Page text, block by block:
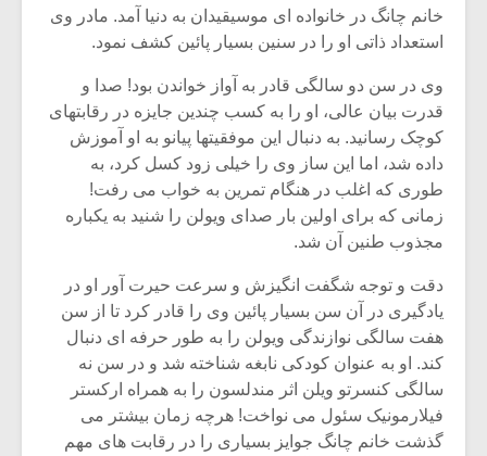
خانم چانگ در خانواده ای موسیقیدان به دنیا آمد. مادر وی
استعداد ذاتی او را در سنین بسیار پائین کشف نمود.
وی در سن دو سالگی قادر به آواز خواندن بود! صدا و
قدرت بیان عالی، او را به کسب چندین جایزه در رقابتهای
کوچک رسانید. به دنبال این موفقیتها پیانو به او آموزش
داده شد، اما این ساز وی را خیلی زود کسل کرد، به
طوری که اغلب در هنگام تمرین به خواب می رفت!
زمانی که برای اولین بار صدای ویولن را شنید به یکباره
مجذوب طنین آن شد.
دقت و توجه شگفت انگیزش و سرعت حیرت آور او در
یادگیری در آن سن بسیار پائین وی را قادر کرد تا از سن
هفت سالگی نوازندگی ویولن را به طور حرفه ای دنبال
کند. او به عنوان کودکی نابغه شناخته شد و در سن نه
سالگی کنسرتو ویلن اثر مندلسون را به همراه ارکستر
فیلارمونیک سئول می نواخت! هرچه زمان بیشتر می
گذشت خانم چانگ جوایز بسیاری را در رقابت های مهم
یادداشتی بر موسیقی
متن فیلم «متری
شیش و نیم»
موسیقی
برگزار